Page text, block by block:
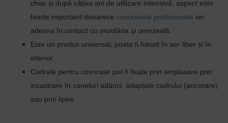
chiar și după câțiva ani de utilizare intensivă , aspect este
foarte important deoarece covorasele profesionale vin
adesea în contact cu murdăria și umezeală.
Este un produs universal, poate fi folosit în aer liber și în
interior.
Cadrele pentru covorase pot fi fixate prin amplasare prin
incastrare în caneluri adânci, adaptate cadrului (ancorare)
sau prin lipire.